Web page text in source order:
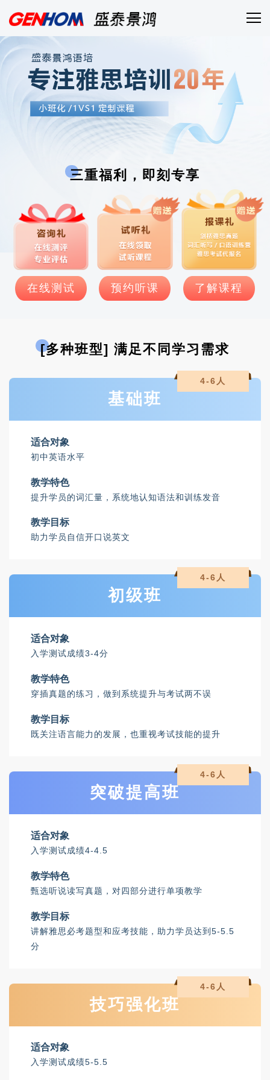
三重福利，即刻专享
在线测试 预约听课 了解课程
[多种班型] 满足不同学习需求
4-6人
基础班
适合对象
初中英语水平
教学特色
提升学员的词汇量，系统地认知语法和训练发音
教学目标
助力学员自信开口说英文
4-6人
初级班
适合对象
入学测试成绩3-4分
教学特色
穿插真题的练习，做到系统提升与考试两不误
教学目标
既关注语言能力的发展，也重视考试技能的提升
4-6人
突破提高班
适合对象
入学测试成绩4-4.5
教学特色
甄选听说读写真题，对四部分进行单项教学
教学目标
讲解雅思必考题型和应考技能，助力学员达到5-5.5
分
4-6人
技巧强化班
适合对象
入学测试成绩5-5.5